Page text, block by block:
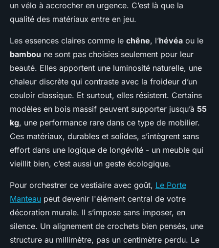
un vélo à accrocher en urgence. C’est là que la
qualité des matériaux entre en jeu.
Les essences claires comme le chêne, l’hévéa ou le
bambou ne sont pas choisies seulement pour leur
beauté. Elles apportent une luminosité naturelle, une
chaleur discrète qui contraste avec la froideur d’un
couloir classique. Et surtout, elles résistent. Certains
modèles en bois massif peuvent supporter jusqu’à 55
kg, une performance rare dans ce type de mobilier.
Ces matériaux, durables et solides, s’intègrent sans
effort dans une logique de longévité - un meuble qui
vieillit bien, c’est aussi un geste écologique.
Pour orchestrer ce vestiaire avec goût, Le Porte
Manteau peut devenir l'élément central de votre
décoration murale. Il s’impose sans imposer, en
silence. Un alignement de crochets bien pensés, une
structure au millimètre, pas un centimètre perdu. Le